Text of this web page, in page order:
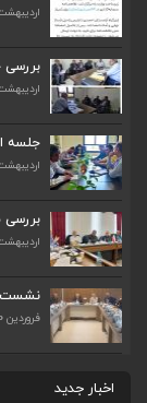
اردیبهشت ۲۲,
بررسی
اردیبهشت ۱۱,
جلسه
اردیبهشت ۶,
بررسی
اردیبهشت ۳,
نشست
فروردین ۳۰, ۱۴۰۴
اخبار جدید
قادری نماینده
بررسی چالش‌های
اردیبهشت ۱۱, ۱۴۰۴
جلسه اعضای شورای
اردیبهشت ۶, ۱۴۰۴
اردیبهشت ۲۳, ۱۴۰۴